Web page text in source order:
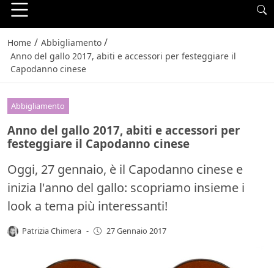
Home / Abbigliamento /
Anno del gallo 2017, abiti e accessori per festeggiare il
Capodanno cinese
Abbigliamento
Anno del gallo 2017, abiti e accessori per
festeggiare il Capodanno cinese
Oggi, 27 gennaio, è il Capodanno cinese e
inizia l'anno del gallo: scopriamo insieme i
look a tema più interessanti!
Patrizia Chimera - 27 Gennaio 2017